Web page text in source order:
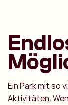
Ein Park mit so
Aktivitäten.